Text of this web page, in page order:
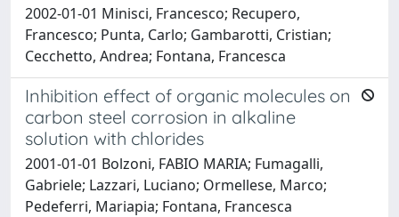
2002-01-01 Minisci, Francesco; Recupero,
Francesco; Punta, Carlo; Gambarotti, Cristian;
Cecchetto, Andrea; Fontana, Francesca
Inhibition effect of organic molecules on
carbon steel corrosion in alkaline
solution with chlorides
2001-01-01 Bolzoni, FABIO MARIA; Fumagalli,
Gabriele; Lazzari, Luciano; Ormellese, Marco;
Pedeferri, Mariapia; Fontana, Francesca